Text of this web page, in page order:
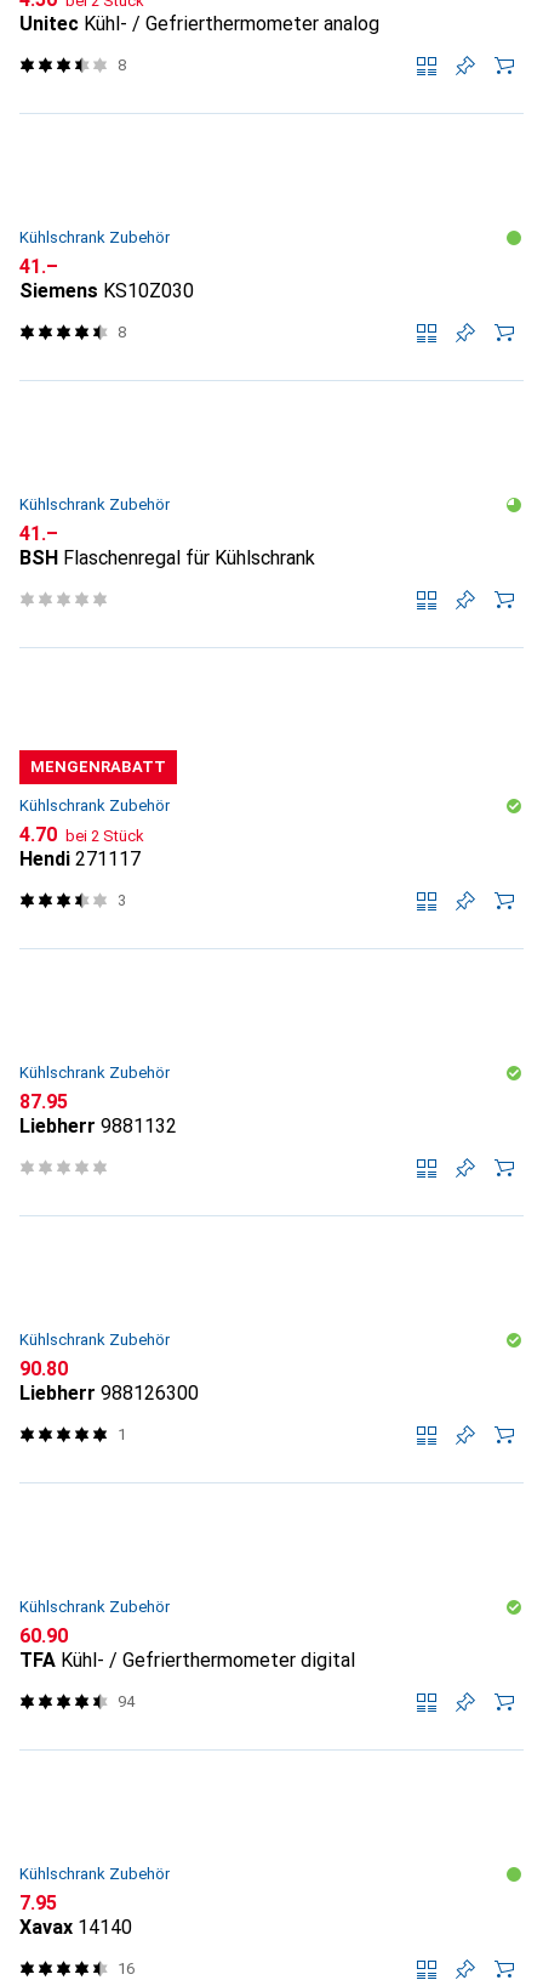
Unitec Kühl- / Gefrierthermometer analog
8
Kühlschrank Zubehör
CHF
41.–
Siemens KS10Z030
8
Kühlschrank Zubehör
CHF
41.–
BSH Flaschenregal für Kühlschrank
MENGENRABATT
Kühlschrank Zubehör
CHF
4.70 bei 2 Stück
Hendi 271117
3
Kühlschrank Zubehör
CHF
87.95
Liebherr 9881132
Kühlschrank Zubehör
CHF
90.80
Liebherr 988126300
1
Kühlschrank Zubehör
CHF
60.90
TFA Kühl- / Gefrierthermometer digital
94
Kühlschrank Zubehör
CHF
7.95
Xavax 14140
16